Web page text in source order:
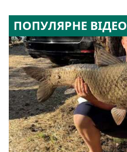
ПОПУЛЯРНЕ ВІДЕО